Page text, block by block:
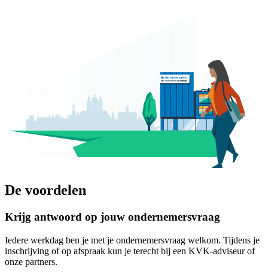
De voordelen
Krijg antwoord op jouw ondernemersvraag
Iedere werkdag ben je met je ondernemersvraag welkom. Tijdens je
inschrijving of op afspraak kun je terecht bij een KVK-adviseur of
onze partners.